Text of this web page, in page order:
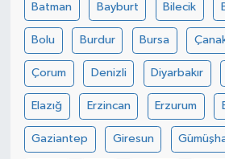
Batman Bayburt Bilecik
Bolu Burdur Bursa
Çorum Denizli Diyarbakır
Elazığ Erzincan Erzurum
Gaziantep Giresun